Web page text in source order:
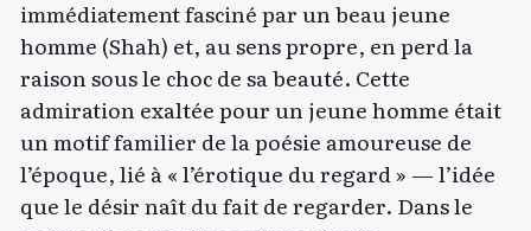
immédiatement fasciné par un beau jeune
homme (Shah) et, au sens propre, en perd la
raison sous le choc de sa beauté. Cette
admiration exaltée pour un jeune homme était
un motif familier de la poésie amoureuse de
l’époque, lié à « l’érotique du regard » — l’idée
que le désir naît du fait de regarder. Dans le